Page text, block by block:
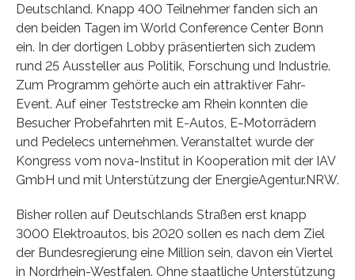
Deutschland. Knapp 400 Teilnehmer fanden sich an
den beiden Tagen im World Conference Center Bonn
ein. In der dortigen Lobby präsentierten sich zudem
rund 25 Aussteller aus Politik, Forschung und Industrie.
Zum Programm gehörte auch ein attraktiver Fahr-
Event. Auf einer Teststrecke am Rhein konnten die
Besucher Probefahrten mit E-Autos, E-Motorrädern
und Pedelecs unternehmen. Veranstaltet wurde der
Kongress vom nova-Institut in Kooperation mit der IAV
GmbH und mit Unterstützung der EnergieAgentur.NRW.
Bisher rollen auf Deutschlands Straßen erst knapp
3000 Elektroautos, bis 2020 sollen es nach dem Ziel
der Bundesregierung eine Million sein, davon ein Viertel
in Nordrhein-Westfalen. Ohne staatliche Unterstützung